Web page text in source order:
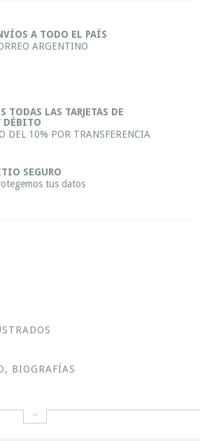
A TODO EL PAÍS
ARGENTINO
TODAS LAS TARJETAS DE
DÉBITO
DEL 10% POR TRANSFERENCIA
SEGURO
tus datos
BIOGRAFÍAS